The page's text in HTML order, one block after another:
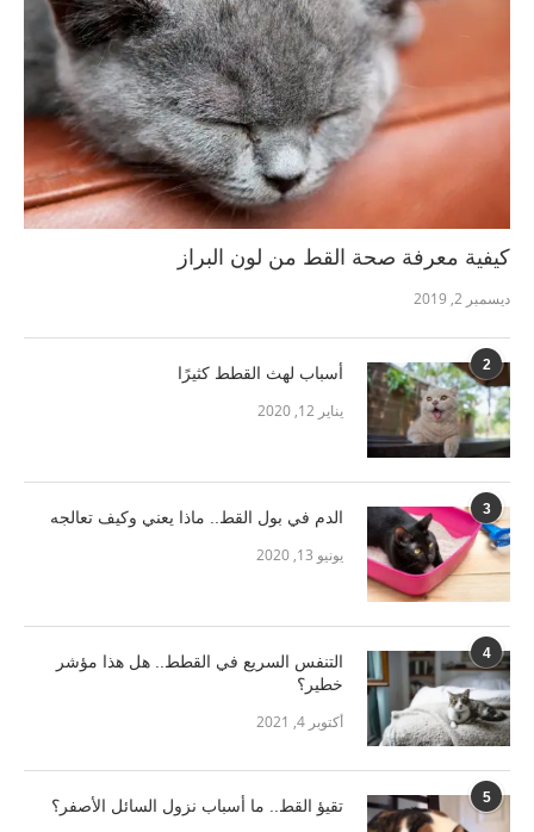
كيفية معرفة صحة القط من لون البراز
ديسمبر 2, 2019
2 أسباب لهث القطط كثيرًا
يناير 12, 2020
3 الدم في بول القط.. ماذا يعني وكيف تعالجه
يونيو 13, 2020
4
التنفس السريع في القطط.. هل هذا مؤشر
خطير؟
أكتوبر 4, 2021
5 تقيؤ القط.. ما أسباب نزول السائل الأصفر؟